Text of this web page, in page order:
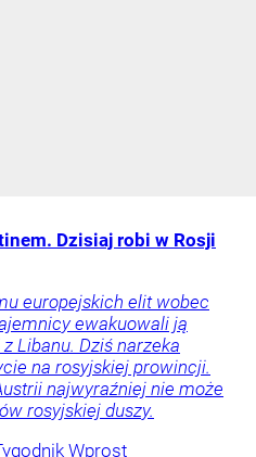
Dzisiaj robi w Rosji
europejskich elit wobec
ewakuowali ją
Libanu. Dziś narzeka
na rosyjskiej prowincji.
najwyraźniej nie może
rosyjskiej duszy.
Wprost